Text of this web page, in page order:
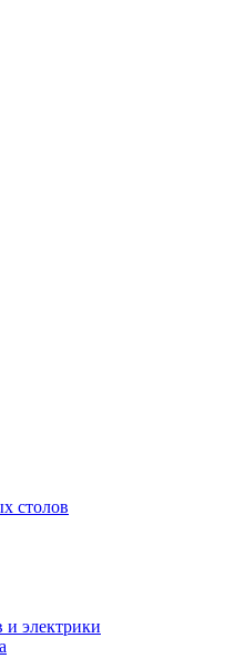
столов
электрики